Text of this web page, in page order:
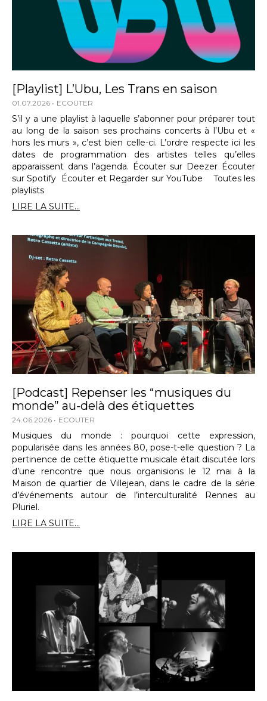
[Playlist] L’Ubu, Les Trans en saison
01.07.2026 ECOUTER
S’il y a une playlist à laquelle s’abonner pour préparer tout
au long de la saison ses prochains concerts à l’Ubu et «
hors les murs », c’est bien celle-ci. L’ordre respecte ici les
dates de programmation des artistes telles qu’elles
apparaissent dans l’agenda. Écouter sur Deezer Écouter
sur Spotify Écouter et Regarder sur YouTube Toutes les
playlists
LIRE LA SUITE...
[Podcast] Repenser les “musiques du
monde” au-delà des étiquettes
24.06.2026 ECOUTER
Musiques du monde : pourquoi cette expression,
popularisée dans les années 80, pose-t-elle question ? La
pertinence de cette étiquette musicale était discutée lors
d’une rencontre que nous organisions le 12 mai à la
Maison de quartier de Villejean, dans le cadre de la série
d’événements autour de l’interculturalité Rennes au
Pluriel.
LIRE LA SUITE...